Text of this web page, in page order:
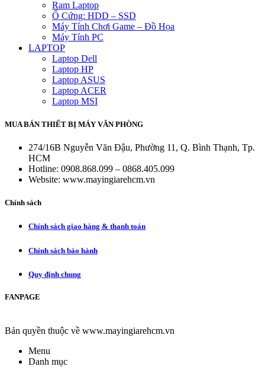
Ram Laptop
Ổ Cứng: HDD – SSD
Máy Tính Chơi Game – Đồ Họa
Máy Tính PC
LAPTOP
Laptop Dell
Laptop HP
Laptop ASUS
Laptop ACER
Laptop MSI
MUA BÁN THIẾT BỊ MÁY VĂN PHÒNG
274/16B Nguyễn Văn Đậu, Phường 11, Q. Bình Thạnh, Tp.
HCM
Hotline: 0908.868.099 – 0868.405.099
Website: www.mayingiarehcm.vn
Chính sách
Chính sách giao hàng & thanh toán
Chính sách bảo hành
Quy định chung
FANPAGE
Bản quyền thuộc về www.mayingiarehcm.vn
Menu
Danh mục